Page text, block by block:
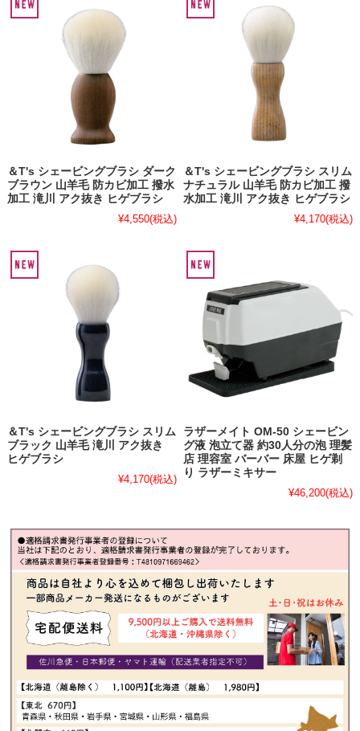
＆T's シェービングブラシ ダーク
ブラウン 山羊毛 防カビ加工 撥水
加工 滝川 アク抜き ヒゲブラシ
¥4,550(税込)
＆T's シェービングブラシ スリム
ナチュラル 山羊毛 防カビ加工 撥
水加工 滝川 アク抜き ヒゲブラシ
¥4,170(税込)
＆T's シェービングブラシ スリム
ブラック 山羊毛 滝川 アク抜き
ヒゲブラシ
¥4,170(税込)
ラザーメイト OM-50 シェービン
グ液 泡立て器 約30人分の泡 理髪
店 理容室 バーバー 床屋 ヒゲ剃
り ラザーミキサー
¥46,200(税込)